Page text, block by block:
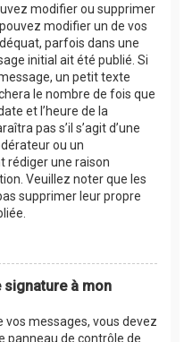
modifier ou supprimer
modifier un de vos
parfois dans une
initial ait été publié. Si
un petit texte
le nombre de fois que
et l’heure de la
pas s’il s’agit d’une
ou un
rédiger une raison
Veuillez noter que les
supprimer leur propre
signature à mon
vos messages, vous devez
panneau de contrôle de